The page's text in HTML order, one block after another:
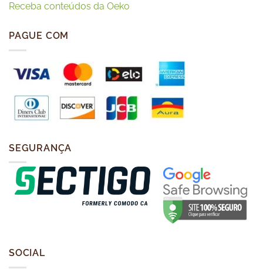
Receba conteúdos da Oeko
PAGUE COM
SEGURANÇA
SOCIAL